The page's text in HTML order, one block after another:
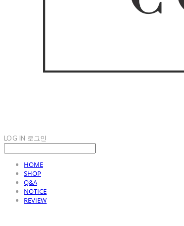
LOG IN 로그인
HOME
SHOP
Q&A
NOTICE
REVIEW